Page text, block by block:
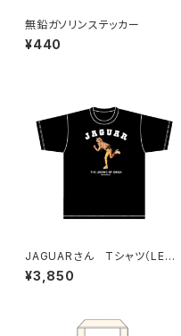
無鉛ガソリンステッカー
¥440
JAGUARさん Tシャツ（LEGE
ND-B）Black
¥3,850